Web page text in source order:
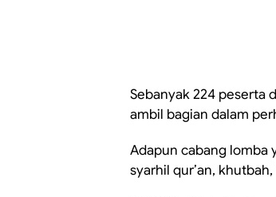
Sebanyak 224 peserta
ambil bagian dalam
Adapun cabang lomba
syarhil qur’an,